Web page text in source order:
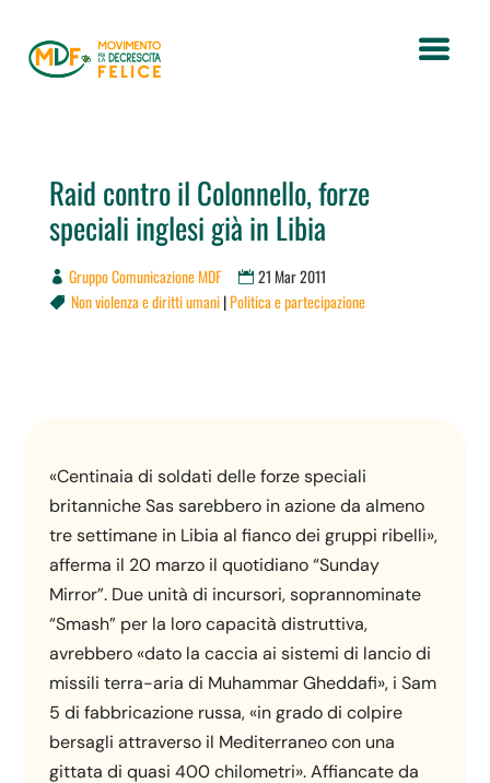
Raid contro il Colonnello, forze
speciali inglesi già in Libia
Gruppo Comunicazione MDF 21 Mar 2011
 Non violenza e diritti umani|Politica e partecipazione
«Centinaia di soldati delle forze speciali
britanniche Sas sarebbero in azione da almeno
tre settimane in Libia al fianco dei gruppi ribelli»,
afferma il 20 marzo il quotidiano “Sunday
Mirror”. Due unità di incursori, soprannominate
“Smash” per la loro capacità distruttiva,
avrebbero «dato la caccia ai sistemi di lancio di
missili terra-aria di Muhammar Gheddafi», i Sam
5 di fabbricazione russa, «in grado di colpire
bersagli attraverso il Mediterraneo con una
gittata di quasi 400 chilometri». Affiancate da